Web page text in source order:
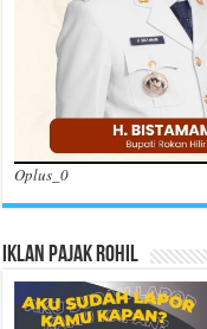
Oplus_0
Iklan Pajak Rohil